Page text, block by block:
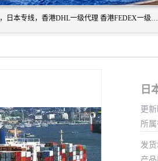
广州深圳东莞上海香港起运到日本各地日本专线快递物流，流通王，日本专线，香港DHL一级代理 香港FEDEX一级代理服务全球主要地区。我司各员工在国际物流行业经验超8年，热枕为各广大进口商与进口商提供优质服务.
日
更
所属
发